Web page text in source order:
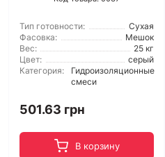
Тип готовности:
Сухая
Фасовка:
Мешок
Вес:
25 кг
Цвет:
серый
Категория:
Гидроизоляционные
смеси
501.63 грн
В корзину